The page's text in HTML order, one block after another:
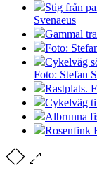
Stig från
Svenaeus
Gammal
Foto:
Cykelväg
Foto: Stefan
Rastplats.
Cykelväg
Albrunna
Rosenfink